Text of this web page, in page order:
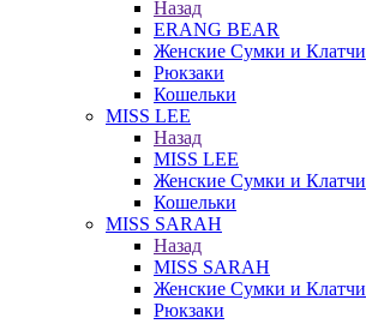
Назад
ERANG BEAR
Женские Сумки и Клатчи
Рюкзаки
Кошельки
MISS LEE
Назад
MISS LEE
Женские Сумки и Клатчи
Кошельки
MISS SARAH
Назад
MISS SARAH
Женские Сумки и Клатчи
Рюкзаки